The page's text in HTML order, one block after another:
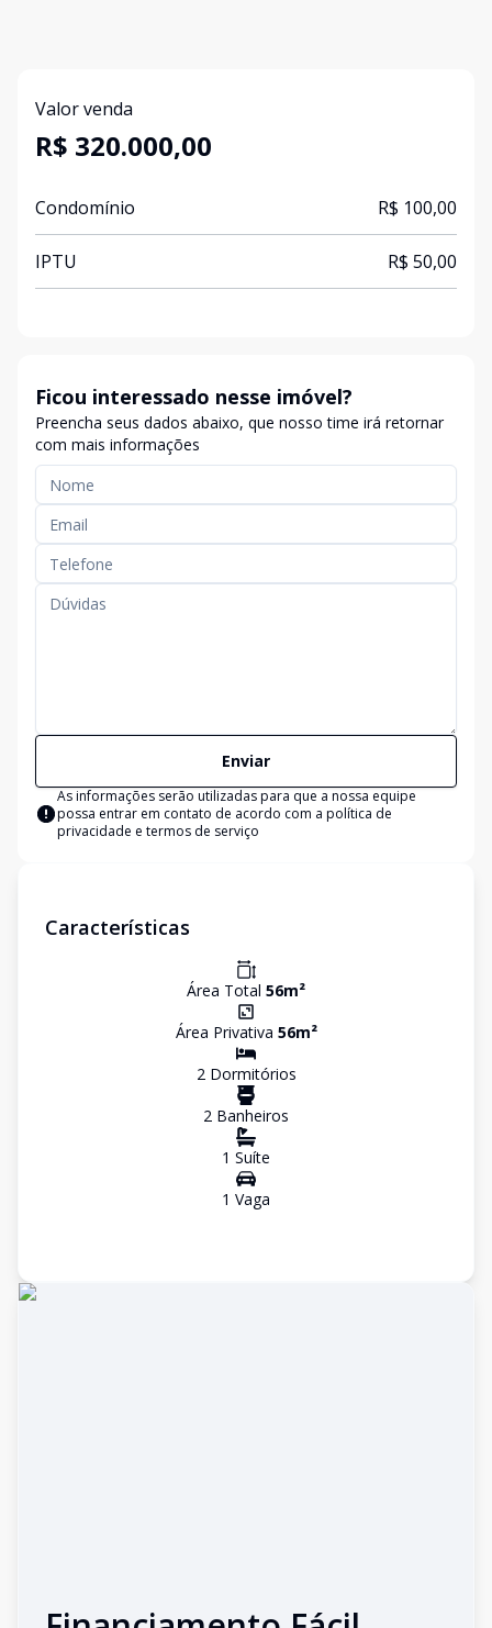
Valor venda
R$ 320.000,00
Condomínio R$ 100,00
IPTU R$ 50,00
Ficou interessado nesse imóvel?
Preencha seus dados abaixo, que nosso time irá retornar
com mais informações
Enviar
As informações serão utilizadas para que a nossa equipe
possa entrar em contato de acordo com a política de
privacidade e termos de serviço
Características
Área Total 56m²
Área Privativa 56m²
2Dormitórios
2 Banheiros
1 Suíte
1 Vaga